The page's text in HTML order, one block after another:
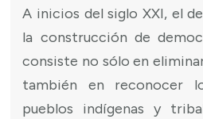
A inicios del siglo XXI, el
la construcción de
consiste no sólo en
también en reconocer
pueblos indígenas y